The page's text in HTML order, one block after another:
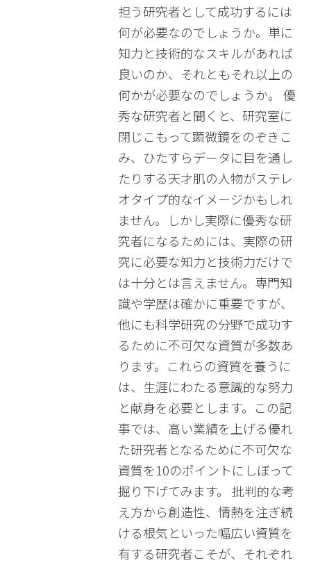
担う研究者として成功するには
何が必要なのでしょうか。単に
知力と技術的なスキルがあれば
良いのか、それともそれ以上の
何かが必要なのでしょうか。 優
秀な研究者と聞くと、研究室に
閉じこもって顕微鏡をのぞきこ
み、ひたすらデータに目を通し
たりする天才肌の人物がステレ
オタイプ的なイメージかもしれ
ません。しかし実際に優秀な研
究者になるためには、実際の研
究に必要な知力と技術力だけで
は十分とは言えません。専門知
識や学歴は確かに重要ですが、
他にも科学研究の分野で成功す
るために不可欠な資質が多数あ
ります。これらの資質を養うに
は、生涯にわたる意識的な努力
と献身を必要とします。この記
事では、高い業績を上げる優れ
た研究者となるために不可欠な
資質を10のポイントにしぼって
掘り下げてみます。 批判的な考
え方から創造性、情熱を注ぎ続
ける根気といった幅広い資質を
有する研究者こそが、それぞれ